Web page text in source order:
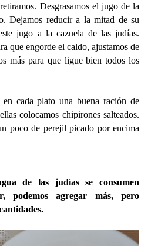
Desgrasamos el jugo de la
Dejamos reducir a la mitad de su
jugo a la cazuela de las judías.
que engorde el caldo, ajustamos de
más para que ligue bien todos los
cada plato una buena ración de
colocamos chipirones salteados.
poco de perejil picado por encima
de las judías se consumen
podemos agregar más, pero